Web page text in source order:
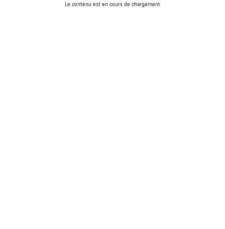
Le contenu est en cours de chargement